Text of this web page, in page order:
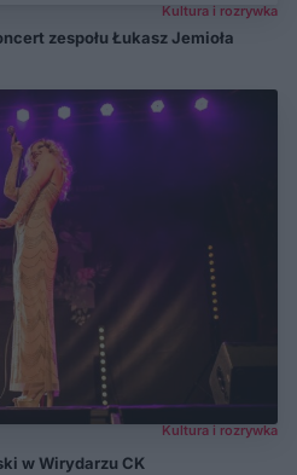
Kultura i rozrywka
zespołu Łukasz Jemioła
Kultura i rozrywka
w Wirydarzu CK